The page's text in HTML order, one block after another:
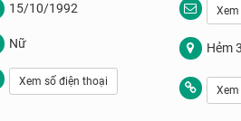
15/10/1992
Nữ
Xem số điện thoại
Xem
Hẻm